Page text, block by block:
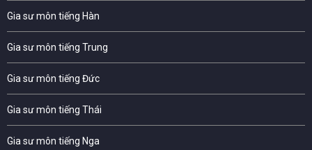
Gia sư môn tiếng Hàn
Gia sư môn tiếng Trung
Gia sư môn tiếng Đức
Gia sư môn tiếng Thái
Gia sư môn tiếng Nga